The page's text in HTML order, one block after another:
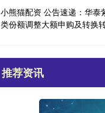
小熊猫配资 公告速递：华
类份额调整大额申购及转换
推荐资讯